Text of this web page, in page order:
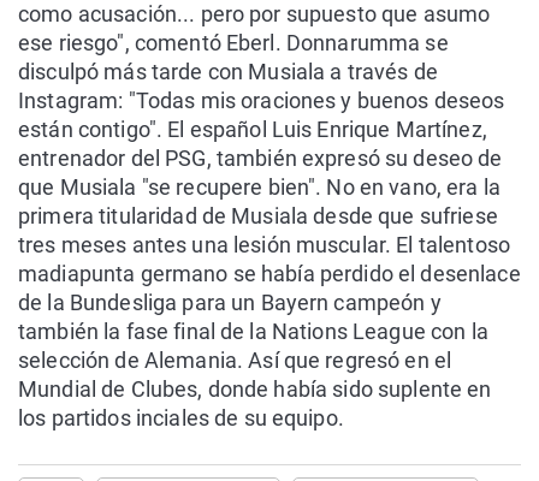
como acusación... pero por supuesto que asumo
ese riesgo", comentó Eberl. Donnarumma se
disculpó más tarde con Musiala a través de
Instagram: "Todas mis oraciones y buenos deseos
están contigo". El español Luis Enrique Martínez,
entrenador del PSG, también expresó su deseo de
que Musiala "se recupere bien". No en vano, era la
primera titularidad de Musiala desde que sufriese
tres meses antes una lesión muscular. El talentoso
madiapunta germano se había perdido el desenlace
de la Bundesliga para un Bayern campeón y
también la fase final de la Nations League con la
selección de Alemania. Así que regresó en el
Mundial de Clubes, donde había sido suplente en
los partidos inciales de su equipo.